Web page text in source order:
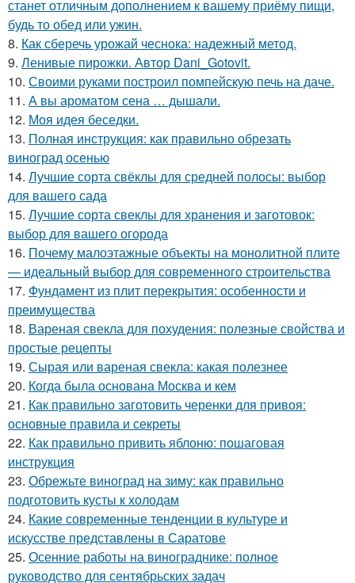
станет отличным дополнением к вашему приёму пищи,
будь то обед или ужин.
8. Как сберечь урожай чеснока: надежный метод.
9. Ленивые пирожки. Автор Dani_Gotovit.
10. Своими руками построил помпейскую печь на даче.
11. А вы ароматом сена … дышали.
12. Моя идея беседки.
13. Полная инструкция: как правильно обрезать
виноград осенью
14. Лучшие сорта свёклы для средней полосы: выбор
для вашего сада
15. Лучшие сорта свеклы для хранения и заготовок:
выбор для вашего огорода
16. Почему малоэтажные объекты на монолитной плите
— идеальный выбор для современного строительства
17. Фундамент из плит перекрытия: особенности и
преимущества
18. Вареная свекла для похудения: полезные свойства и
простые рецепты
19. Сырая или вареная свекла: какая полезнее
20. Когда была основана Москва и кем
21. Как правильно заготовить черенки для привоя:
основные правила и секреты
22. Как правильно привить яблоню: пошаговая
инструкция
23. Обрежьте виноград на зиму: как правильно
подготовить кусты к холодам
24. Какие современные тенденции в культуре и
искусстве представлены в Саратове
25. Осенние работы на винограднике: полное
руководство для сентябрьских задач